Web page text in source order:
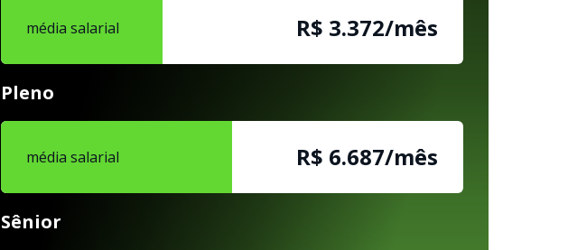
média salarial R$ 3.372/mês
Pleno
média salarial R$ 6.687/mês
Sênior